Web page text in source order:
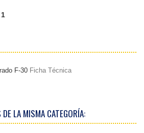
1
F-30 Ficha Técnica
LA MISMA CATEGORÍA: